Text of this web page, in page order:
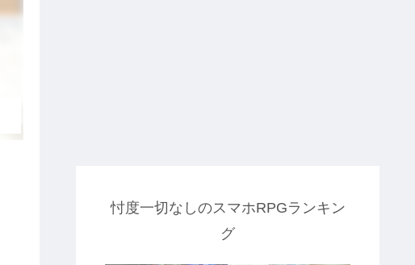
忖度一切なしのスマホRPGランキン
グ